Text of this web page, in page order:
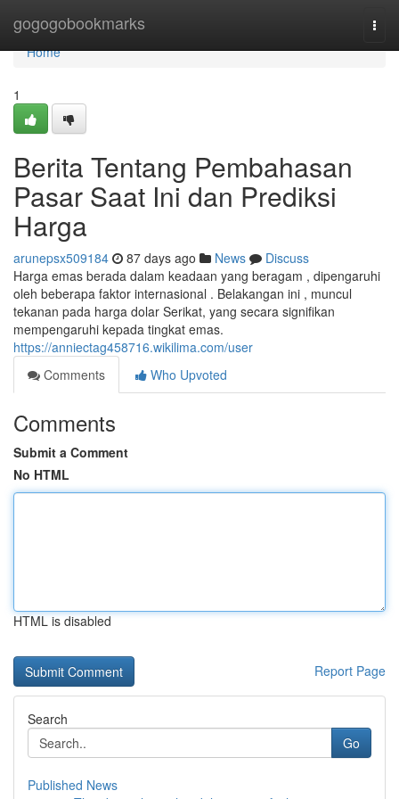
gogogobookmarks
Home
Home
1
Berita Tentang Pembahasan
Pasar Saat Ini dan Prediksi
Harga
arunepsx509184 87 days ago News
Discuss
Harga emas berada dalam keadaan yang beragam , dipengaruhi
oleh beberapa faktor internasional . Belakangan ini , muncul
tekanan pada harga dolar Serikat, yang secara signifikan
mempengaruhi kepada tingkat emas.
https://anniectag458716.wikilima.com/user
Comments
Who Upvoted
Comments
Submit a Comment
No HTML
HTML is disabled
Report Page
Search
Go
Published News